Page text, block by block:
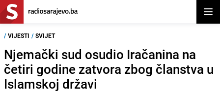
/ VIJESTI / SVIJET
Njemački sud osudio Iračanina na
četiri godine zatvora zbog članstva u
Islamskoj državi